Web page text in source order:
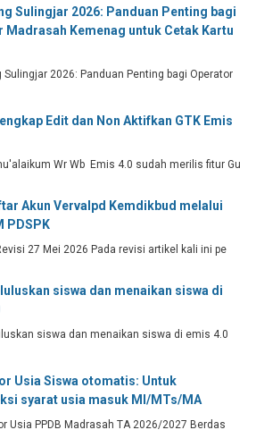
Sulingjar 2026: Panduan Penting bagi
Madrasah Kemenag untuk Cetak Kartu
Sulingjar 2026: Panduan Penting bagi Operator
Edit dan Non Aktifkan GTK Emis
Wr Wb Emis 4.0 sudah merilis fitur Gu…
Akun Vervalpd Kemdikbud melalui
PDSPK
27 Mei 2026 Pada revisi artikel kali ini pe…
siswa dan menaikan siswa di
siswa dan menaikan siswa di emis 4.0
Usia Siswa otomatis: Untuk
syarat usia masuk MI/MTs/MA
Usia PPDB Madrasah TA 2026/2027 Berdas…